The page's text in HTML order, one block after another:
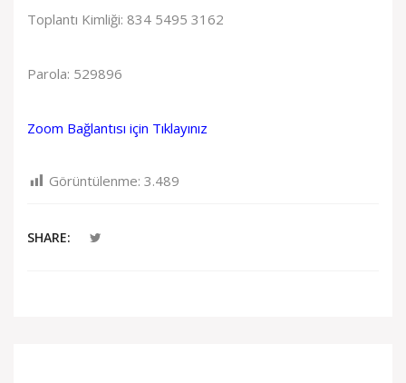
Toplantı Kimliği: 834 5495 3162
Parola: 529896
Zoom Bağlantısı için Tıklayınız
Görüntülenme: 3.489
SHARE: